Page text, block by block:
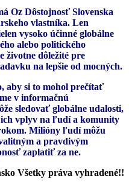
Oz Dôstojnosť Slovenska
vlastníka. Len
vysoko účinné globálne
alebo politického
životne dôležité pre
na lepšie od mocných.
aby si to mohol prečítať
v informačnú
sledovať globálne udalosti,
vplyv na ľudí a komunity
Milióny ľudí môžu
a pravdivým
zaplatiť za ne.
Všetky práva vyhradené!!